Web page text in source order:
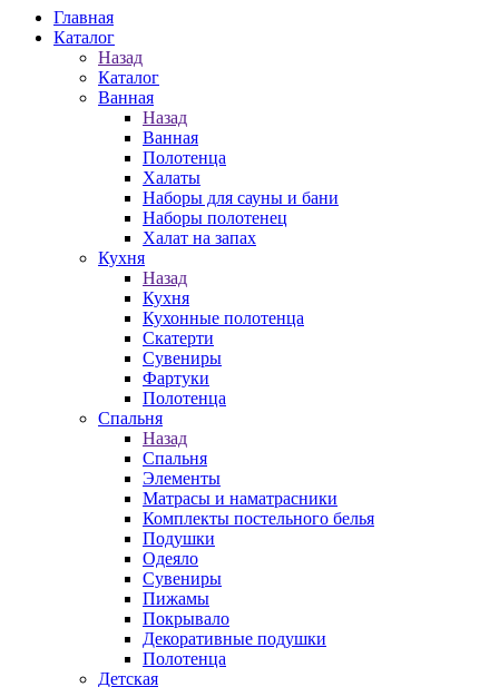
Главная
Каталог
Назад
Каталог
Ванная
Назад
Ванная
Полотенца
Халаты
Наборы для сауны и бани
Наборы полотенец
Халат на запах
Кухня
Назад
Кухня
Кухонные полотенца
Скатерти
Сувениры
Фартуки
Полотенца
Спальня
Назад
Спальня
Элементы
Матрасы и наматрасники
Комплекты постельного белья
Подушки
Одеяло
Сувениры
Пижамы
Покрывало
Декоративные подушки
Полотенца
Детская